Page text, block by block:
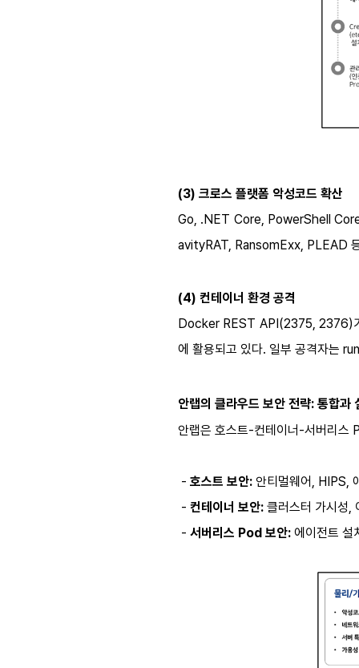
(3) 크로스 플랫폼 악성코드 확산
Go, .NET Core, PowerShell
avityRAT, RansomExx, PLEAD
(4) 컨테이너 환경 공격
Docker REST API(2375, 2376)
에 활용되고 있다. 일부 공격자는
안랩의 클라우드 보안 전략: 통합과
안랩은 호스트-컨테이너-서버리스
- 호스트 보안: 안티멀웨어, HIPS,
- 컨테이너 보안: 클러스터 가시성,
- 서버리스 Pod 보안: 에이전트 설